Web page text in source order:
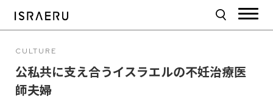
CULTURE
公私共に支え合うイスラエルの不妊治療医
師夫婦